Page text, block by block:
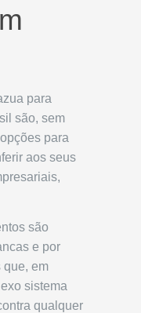
para
são, sem
para
aos seus
são
e por
que, em
sistema
qualquer